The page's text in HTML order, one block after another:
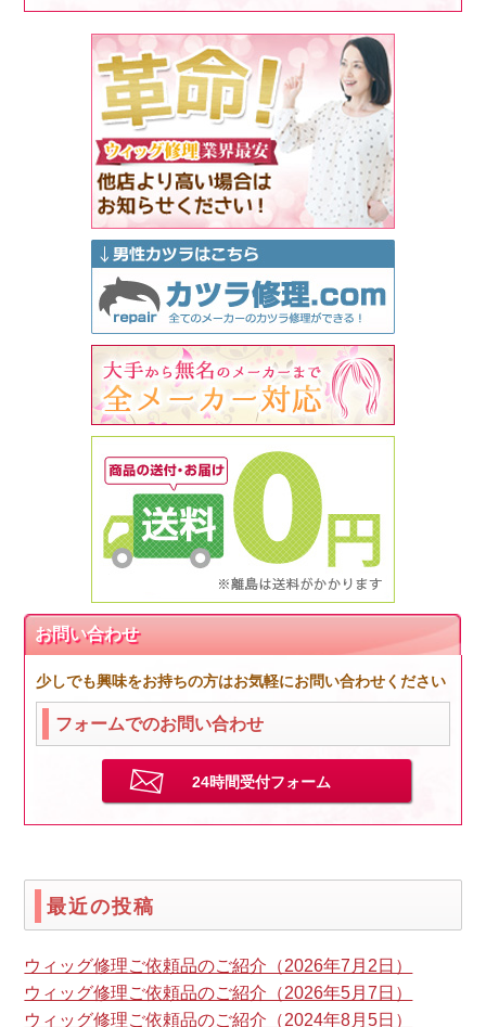
お問い合わせ
少しでも興味をお持ちの方はお気軽にお問い合わせください
フォームでのお問い合わせ
24時間受付フォーム
最近の投稿
ウィッグ修理ご依頼品のご紹介（2026年7月2日）
ウィッグ修理ご依頼品のご紹介（2026年5月7日）
ウィッグ修理ご依頼品のご紹介（2024年8月5日）